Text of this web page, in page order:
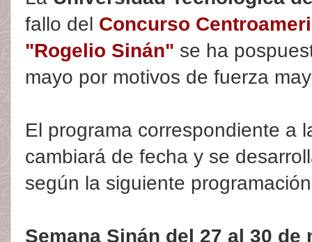
fallo del Concurso
"Rogelio Sinán" se ha
mayo por motivos de fuerza
El programa correspondiente a
cambiará de fecha y se
según la siguiente
Semana Sinán del 27 al 30 de